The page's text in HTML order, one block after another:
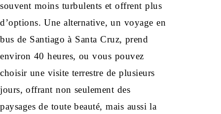
souvent moins turbulents et offrent plus
d’options. Une alternative, un voyage en
bus de Santiago à Santa Cruz, prend
environ 40 heures, ou vous pouvez
choisir une visite terrestre de plusieurs
jours, offrant non seulement des
paysages de toute beauté, mais aussi la